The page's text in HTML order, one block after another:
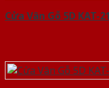
Cửa Vân Gỗ 5D KAT-